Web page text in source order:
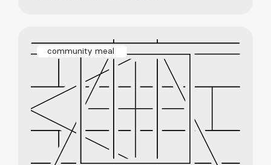
community meal